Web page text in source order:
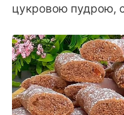
цукровою пудрою,